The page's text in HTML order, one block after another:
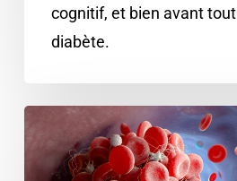
cognitif, et bien avant tout
diabète.